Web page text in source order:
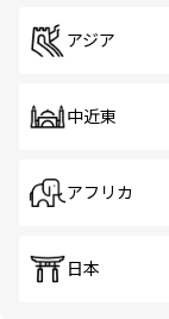
アジア
中近東
アフリカ
日本